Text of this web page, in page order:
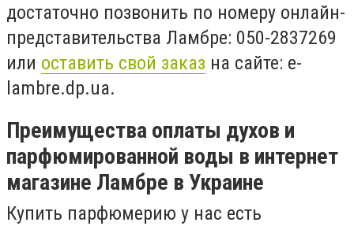
достаточно позвонить по номеру онлайн-
представительства Ламбре: 050-2837269
или оставить свой заказ на сайте: e-
lambre.dp.ua.
Преимущества оплаты духов и
парфюмированной воды в интернет
магазине Ламбре в Украине
Купить парфюмерию у нас есть